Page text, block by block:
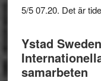
5/5 07.20. Det är
Ystad
samarbeten